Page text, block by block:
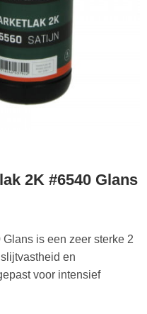
2K #6540 Glans
is een zeer sterke 2
en
voor intensief